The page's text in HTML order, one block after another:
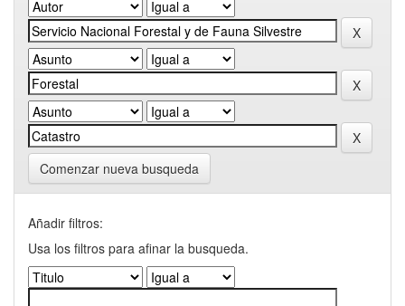
Comenzar nueva busqueda
Añadir filtros:
Usa los filtros para afinar la busqueda.